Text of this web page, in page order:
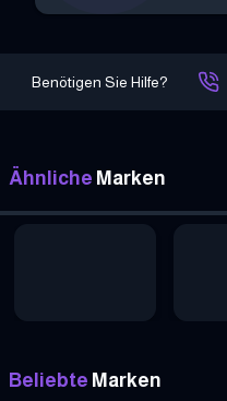
Benötigen Sie Hilfe?
Ähnliche Marken
Beliebte Marken